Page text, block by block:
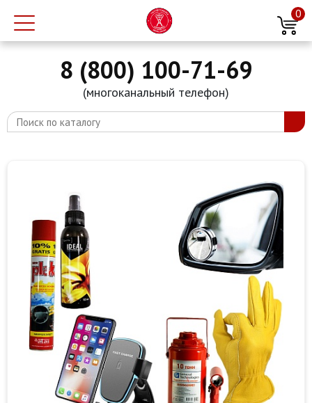
0
8 (800) 100-71-69
(многоканальный телефон)